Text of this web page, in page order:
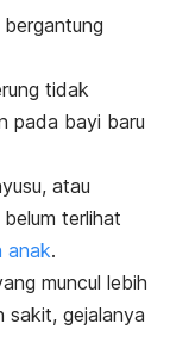
tidak
pada bayi baru
atau
terlihat
anak.
muncul lebih
sakit, gejalanya